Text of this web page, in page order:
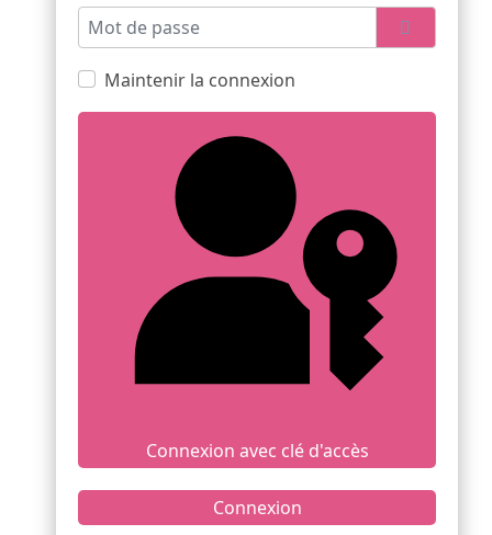
Mot de passe
Afficher
Maintenir la connexion
Connexion avec clé d'accès
Connexion